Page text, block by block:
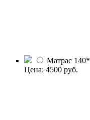
Матрас
Цена: 4500 руб.